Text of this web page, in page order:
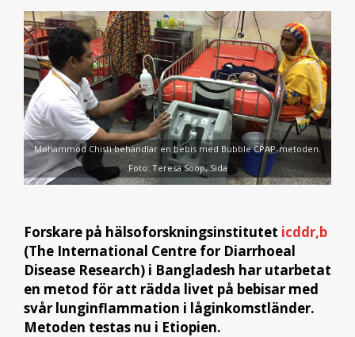
Mohammod Chisti behandlar en bebis med Bubble CPAP-metoden.
Foto: Teresa Soop, Sida
Forskare på hälsoforskningsinstitutet icddr,b
(The International Centre for Diarrhoeal
Disease Research) i Bangladesh har utarbetat
en metod för att rädda livet på bebisar med
svår lunginflammation i låginkomstländer.
Metoden testas nu i Etiopien.